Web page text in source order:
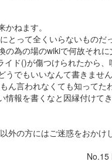
ねます。
とって全くいらないもの
の為の場のwikiで何故それに
ド()が傷つけられたから、
でもいいなんて書きません
ん言われなくても知って
情報を書くなと因縁付けて
外の方にはご迷惑をおかけ
No.15